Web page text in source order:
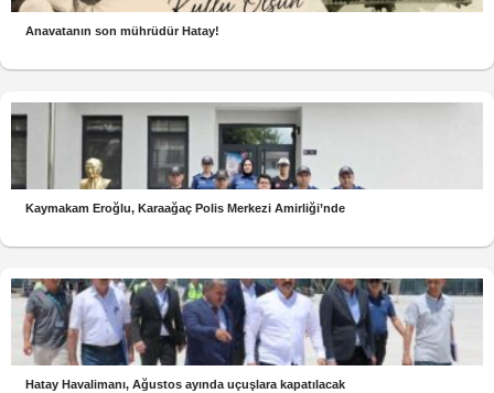
Anavatanın son mührüdür Hatay!
Kaymakam Eroğlu, Karaağaç Polis Merkezi Amirliği’nde
Hatay Havalimanı, Ağustos ayında uçuşlara kapatılacak